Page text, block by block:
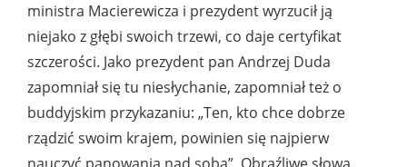
ministra Macierewicza i prezydent wyrzucił ją
niejako z głębi swoich trzewi, co daje certyfikat
szczerości. Jako prezydent pan Andrzej Duda
zapomniał się tu niesłychanie, zapomniał też o
buddyjskim przykazaniu: „Ten, kto chce dobrze
rządzić swoim krajem, powinien się najpierw